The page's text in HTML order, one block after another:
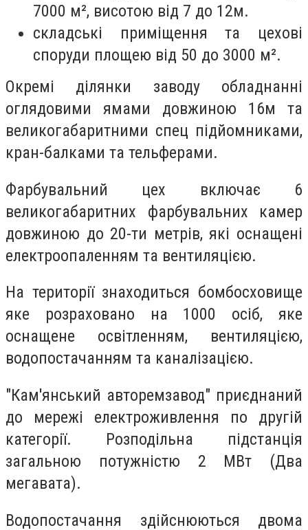
7000 м², висотою від 7 до 12м.
складські приміщення та цехові
споруди площею від 50 до 3000 м².
Окремі ділянки заводу обладнанні
оглядовими ямами довжиною 16м та
великогабаритними спец підйомниками,
кран-балками та тельферами.
Фарбувальний цех включає 6
великогабаритних фарбувальних камер
довжиною до 20-ти метрів, які оснащені
електроопаленням та вентиляцією.
На території знаходиться бомбосховище
яке розраховано на 1000 осіб, яке
оснащене освітленням, вентиляцією,
водопостачанням та каналізацією.
"Кам'янський авторемзавод" приєднаний
до мережі електроживлення по другій
категорії. Розподільна підстанція
загальною потужністю 2 МВт (Два
мегавата).
Водопостачання здійснюються двома